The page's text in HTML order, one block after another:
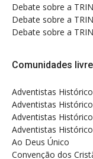
Debate sobre a
Debate sobre a
Debate sobre a
Comunidades
Adventistas
Adventistas
Adventistas
Adventistas
Ao Deus Único
Convenção dos